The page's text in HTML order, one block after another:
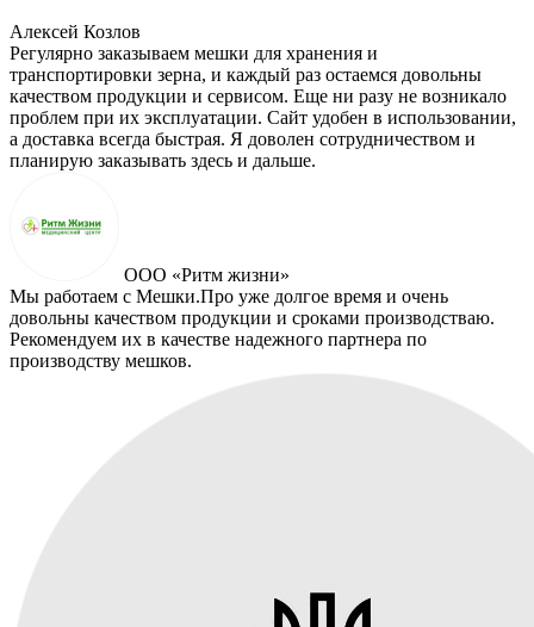
Алексей Козлов
Регулярно заказываем мешки для хранения и
транспортировки зерна, и каждый раз остаемся довольны
качеством продукции и сервисом. Еще ни разу не возникало
проблем при их эксплуатации. Сайт удобен в использовании,
а доставка всегда быстрая. Я доволен сотрудничеством и
планирую заказывать здесь и дальше.
ООО «Ритм жизни»
Мы работаем с Мешки.Про уже долгое время и очень
довольны качеством продукции и сроками производстваю.
Рекомендуем их в качестве надежного партнера по
производству мешков.